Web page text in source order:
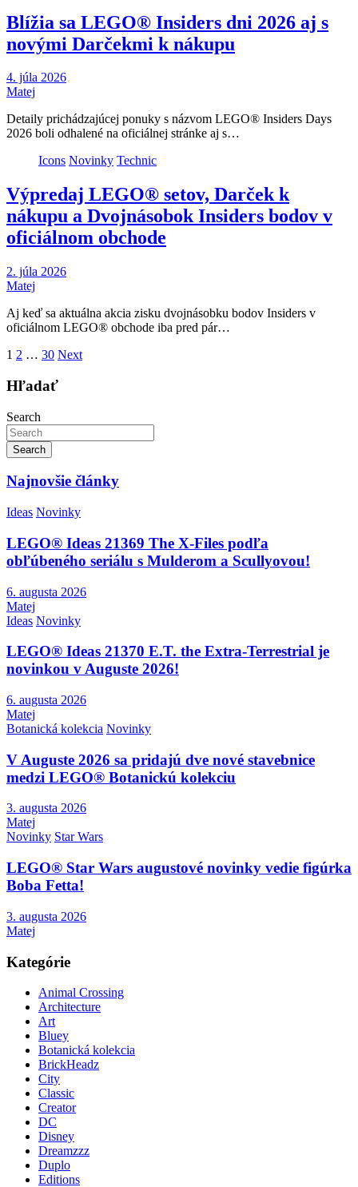
Blížia sa LEGO® Insiders dni 2026 aj s
novými Darčekmi k nákupu
4. júla 2026
Matej
Detaily prichádzajúcej ponuky s názvom LEGO® Insiders Days
2026 boli odhalené na oficiálnej stránke aj s…
Icons Novinky Technic
Výpredaj LEGO® setov, Darček k
nákupu a Dvojnásobok Insiders bodov v
oficiálnom obchode
2. júla 2026
Matej
Aj keď sa aktuálna akcia zisku dvojnásobku bodov Insiders v
oficiálnom LEGO® obchode iba pred pár…
Stránkovanie
príspevkov
1 2 … 30 Next
Hľadať
Search
Search
Najnovšie články
Ideas Novinky
LEGO® Ideas 21369 The X-Files podľa
obľúbeného seriálu s Mulderom a Scullyovou!
6. augusta 2026
Matej
Ideas Novinky
LEGO® Ideas 21370 E.T. the Extra-Terrestrial je
novinkou v Auguste 2026!
6. augusta 2026
Matej
Botanická kolekcia Novinky
V Auguste 2026 sa pridajú dve nové stavebnice
medzi LEGO® Botanickú kolekciu
3. augusta 2026
Matej
Novinky Star Wars
LEGO® Star Wars augustové novinky vedie figúrka
Boba Fetta!
3. augusta 2026
Matej
Kategórie
Animal Crossing
Architecture
Art
Bluey
Botanická kolekcia
BrickHeadz
City
Classic
Creator
DC
Disney
Dreamzzz
Duplo
Editions